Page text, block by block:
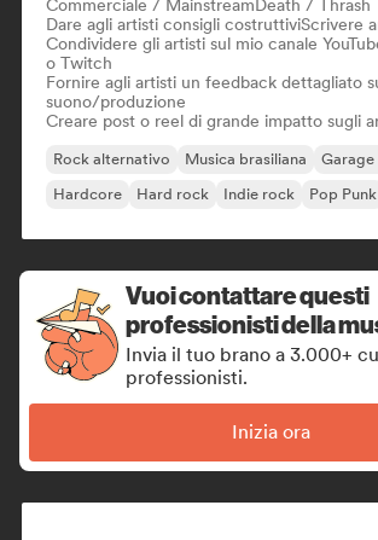
Commerciale / Mainstream Death / Thrash
Dare agli artisti consigli costruttiviScrivere
Condividere gli artisti sul mio canale
o Twitch
Fornire agli artisti un feedback dettagliato
suono/produzione
Creare post o reel di grande impatto sugli
Rock alternativo Musica brasiliana
Hardcore
Hard rock Indie rock Pop Punk
Vuoi contattare questi
professionisti della
Invia il tuo brano a 3.000+
professionisti.
Inizia ora